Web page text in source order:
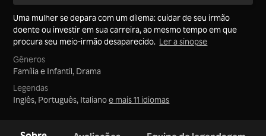
Uma mulher se depara com um dilema: cuidar de seu irmão
doente ou investir em sua carreira, ao mesmo tempo em que
procura seu meio-irmão desaparecido. Ler a sinopse
Gêneros
Família e Infantil, Drama
Legendas
Inglês, Português, Italianoe mais 11 idiomas